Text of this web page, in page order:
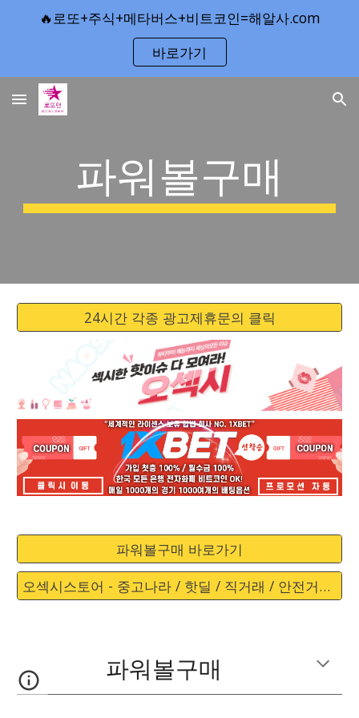
Skip to main content Skip to navigation
🔥로또+주식+메타버스+비트코인=해알사.com
바로가기
파워볼구매
24시간 각종 광고제휴문의 클릭
파워볼구매 바로가기
오섹시스토어 - 중고나라 / 핫딜 / 직거래 / 안전거래 바로가기
파워볼구매